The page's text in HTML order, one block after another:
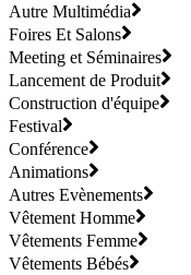
Autre Multimédia
Foires Et Salons
Meeting et Séminaires
Lancement de Produit
Construction d'équipe
Festival
Conférence
Animations
Autres Evènements
Vêtement Homme
Vêtements Femme
Vêtements Bébés